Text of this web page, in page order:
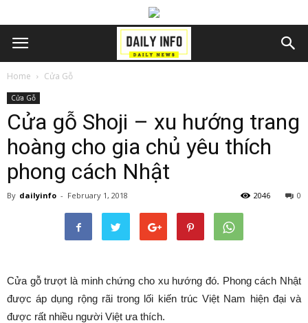
Home Cửa Gỗ
Cửa Gỗ
Cửa gỗ Shoji – xu hướng trang
hoàng cho gia chủ yêu thích
phong cách Nhật
By dailyinfo - February 1, 2018 0
2046
Cửa gỗ trượt là minh chứng cho xu hướng đó. Phong cách Nhật
được áp dụng rộng rãi trong lối kiến trúc Việt Nam hiện đại và
được rất nhiều người Việt ưa thích.